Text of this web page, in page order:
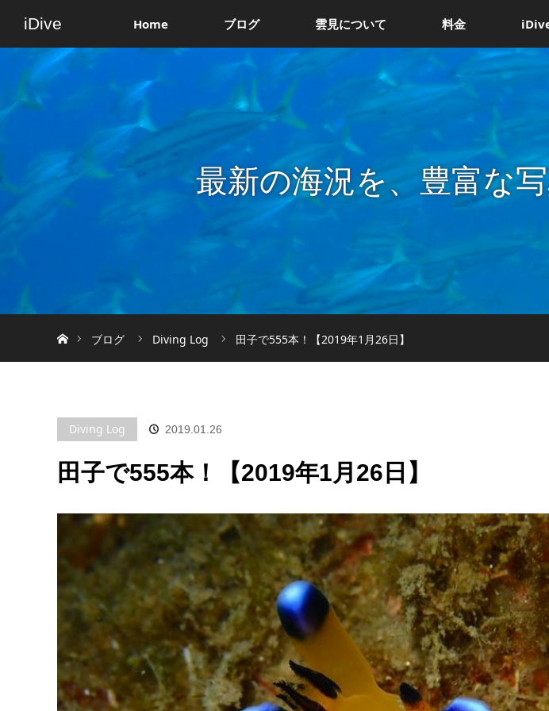
iDive Home ブログ 雲見について 料金
最新の海況を、豊富な
ブログ
Diving Log 田子で555本！【2019年1月26日】
Diving Log 2019.01.26
田子で555本！【2019年1月26日】